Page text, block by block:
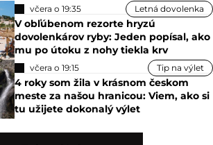
včera o 19:35 Letná dovolenka
V obľúbenom rezorte hryzú
dovolenkárov ryby: Jeden popísal, ako
mu po útoku z nohy tiekla krv
včera o 19:15 Tip na výlet
4 roky som žila v krásnom českom
meste za našou hranicou: Viem, ako si
tu užijete dokonalý výlet